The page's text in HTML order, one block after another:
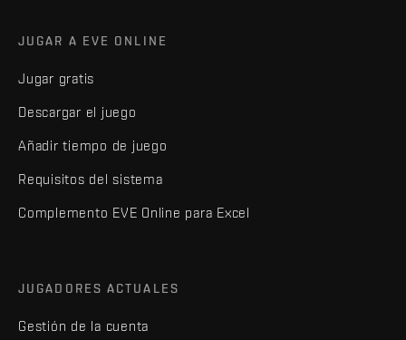
JUGAR A EVE ONLINE
Jugar gratis
Descargar el juego
Añadir tiempo de juego
Requisitos del sistema
Complemento EVE Online para Excel
JUGADORES ACTUALES
Gestión de la cuenta